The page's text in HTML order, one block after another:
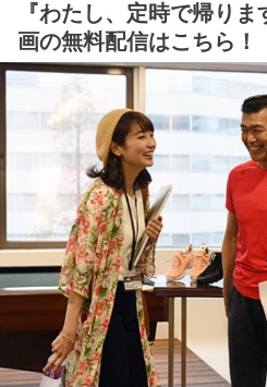
『わたし、定時で帰り
画の無料配信はこちら！